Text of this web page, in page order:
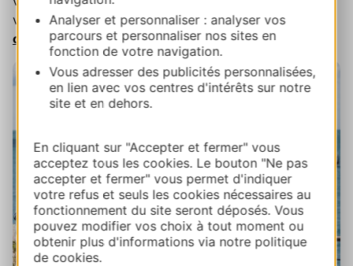
Analyser et personnaliser : analyser vos
parcours et personnaliser nos sites en
fonction de votre navigation.
Vous adresser des publicités personnalisées,
en lien avec vos centres d'intérêts sur notre
site et en dehors.
En cliquant sur "Accepter et fermer" vous
acceptez tous les cookies. Le bouton "Ne pas
accepter et fermer" vous permet d'indiquer
votre refus et seuls les cookies nécessaires au
fonctionnement du site seront déposés. Vous
pouvez modifier vos choix à tout moment ou
obtenir plus d'informations via notre politique
de cookies.
vos vélos dans le train (c'est gratuit :voir les
conditions).